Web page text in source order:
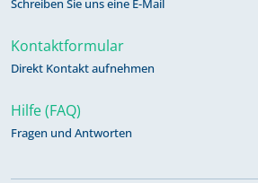
Schreiben Sie uns eine E-Mail
Kontaktformular
Direkt Kontakt aufnehmen
Hilfe (FAQ)
Fragen und Antworten